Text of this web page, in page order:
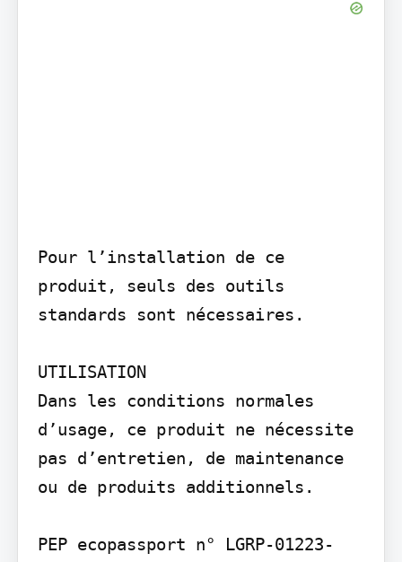
Pour l’installation de ce
produit, seuls des outils
standards sont nécessaires.
UTILISATION
Dans les conditions normales
d’usage, ce produit ne nécessite
pas d’entretien, de maintenance
ou de produits additionnels.
PEP ecopassport n° LGRP-01223-